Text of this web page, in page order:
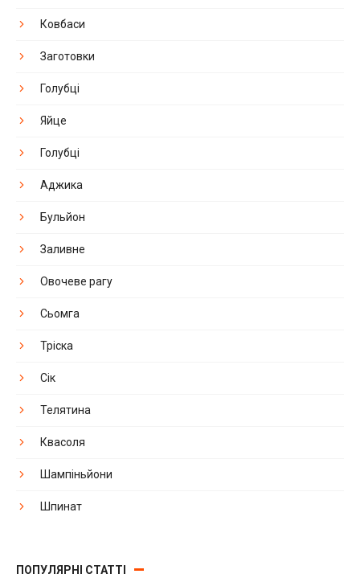
Ковбаси
Заготовки
Голубці
Яйце
Голубці
Аджика
Бульйон
Заливне
Овочеве рагу
Сьомга
Тріска
Сік
Телятина
Квасоля
Шампіньйони
Шпинат
ПОПУЛЯРНІ СТАТТІ